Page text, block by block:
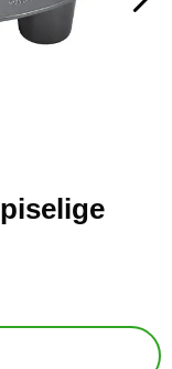
Spiselige Shotglass